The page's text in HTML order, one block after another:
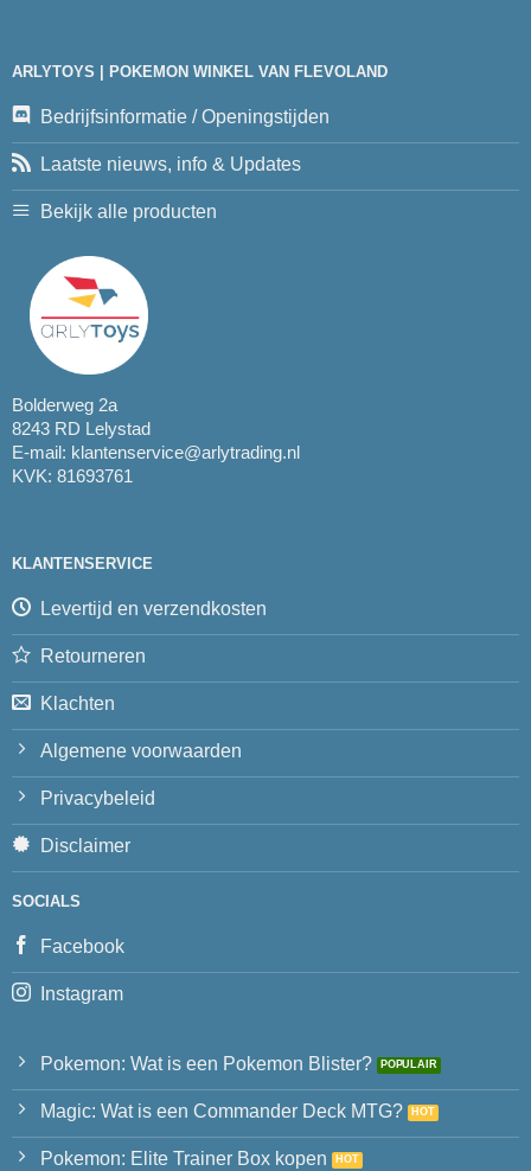
ARLYTOYS | POKEMON WINKEL VAN FLEVOLAND
Bedrijfsinformatie / Openingstijden
Laatste nieuws, info & Updates
Bekijk alle producten
Bolderweg 2a
8243 RD Lelystad
E-mail: klantenservice@arlytrading.nl
KVK: 81693761
KLANTENSERVICE
Levertijd en verzendkosten
Retourneren
Klachten
Algemene voorwaarden
Privacybeleid
Disclaimer
SOCIALS
Facebook
Instagram
Pokemon: Wat is een Pokemon Blister?
Magic: Wat is een Commander Deck MTG?
Pokemon: Elite Trainer Box kopen